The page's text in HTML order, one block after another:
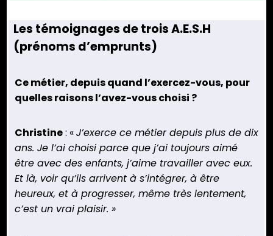
Les témoignages de trois A.E.S.H
(prénoms d’emprunts)
Ce métier, depuis quand l’exercez-vous, pour
quelles raisons l’avez-vous choisi ?
Christine: «J’exerce ce métier depuis plus de dix
ans. Je l’ai choisi parce que j’ai toujours aimé
être avec des enfants, j’aime travailler avec eux.
Et là, voir qu’ils arrivent à s’intégrer, à être
heureux, et à progresser, même très lentement,
c’est un vrai plaisir. »